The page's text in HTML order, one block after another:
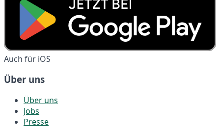
Auch für iOS
Über uns
Über uns
Jobs
Presse